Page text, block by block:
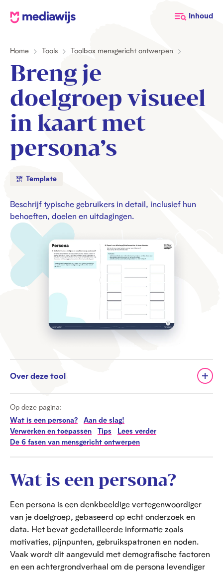
M
i
w
j
Inhoud
Home Tools Toolbox mensgericht ontwerpen
Breng je
doelgroep visueel
in kaart met
persona’s
Template
Beschrijf typische gebruikers in detail, inclusief hun
behoeften, doelen en uitdagingen.
Over deze tool
Op deze pagina:
Wat is een persona?
Aan de slag!
Verwerken en toepassen
Tips
Lees verder
De 6 fasen van mensgericht ontwerpen
Wat is een persona?
Een persona is een denkbeeldige vertegenwoordiger
van je doelgroep, gebaseerd op echt onderzoek en
data. Het bevat gedetailleerde informatie zoals
motivaties, pijnpunten, gebruikspatronen en noden.
Vaak wordt dit aangevuld met demografische factoren
en een achtergrondverhaal om de persona levendiger